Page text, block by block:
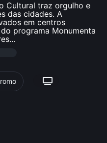
Cultural traz orgulho e
das cidades. A
em centros
programa Monumenta
...